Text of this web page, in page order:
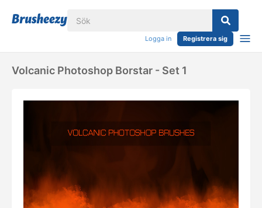
Logga in Registrera sig
Volcanic Photoshop Borstar - Set 1